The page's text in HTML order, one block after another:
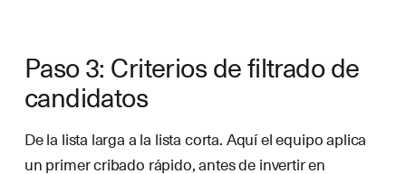
Paso 3: Criterios de filtrado de
candidatos
De la lista larga a la lista corta. Aquí el equipo aplica
un primer cribado rápido, antes de invertir en